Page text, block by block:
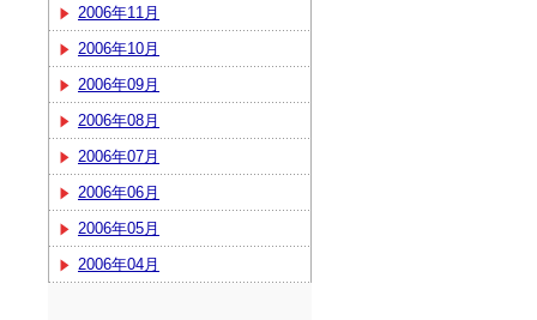
2006年11月
2006年10月
2006年09月
2006年08月
2006年07月
2006年06月
2006年05月
2006年04月